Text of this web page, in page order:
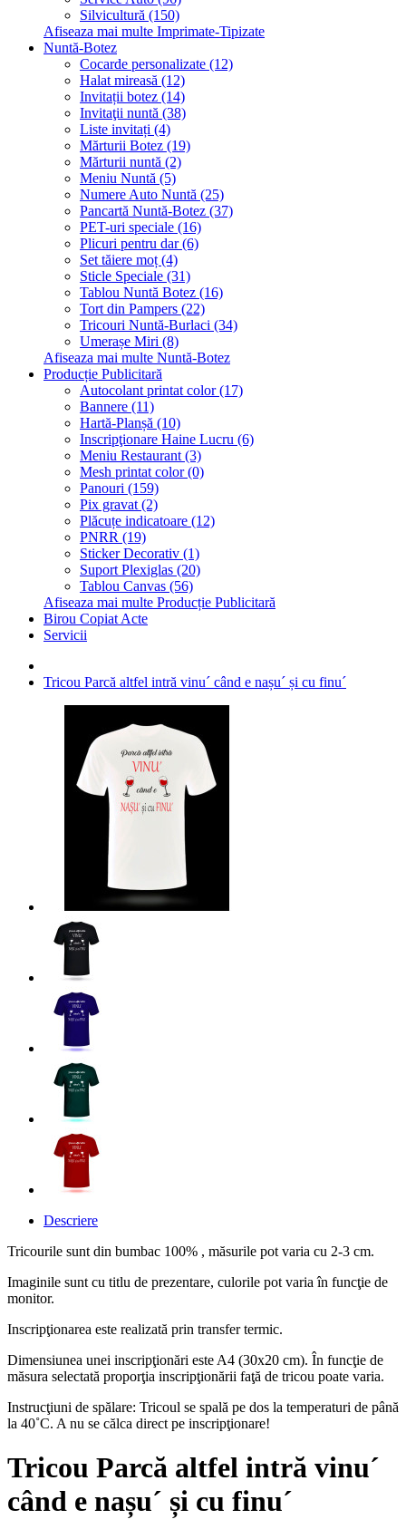
Silvicultură (150)
Afiseaza mai multe Imprimate-Tipizate
Nuntă-Botez
Cocarde personalizate (12)
Halat mireasă (12)
Invitații botez (14)
Invitaţii nuntă (38)
Liste invitați (4)
Mărturii Botez (19)
Mărturii nuntă (2)
Meniu Nuntă (5)
Numere Auto Nuntă (25)
Pancartă Nuntă-Botez (37)
PET-uri speciale (16)
Plicuri pentru dar (6)
Set tăiere moț (4)
Sticle Speciale (31)
Tablou Nuntă Botez (16)
Tort din Pampers (22)
Tricouri Nuntă-Burlaci (34)
Umerașe Miri (8)
Afiseaza mai multe Nuntă-Botez
Producție Publicitară
Autocolant printat color (17)
Bannere (11)
Hartă-Planșă (10)
Inscripţionare Haine Lucru (6)
Meniu Restaurant (3)
Mesh printat color (0)
Panouri (159)
Pix gravat (2)
Plăcuțe indicatoare (12)
PNRR (19)
Sticker Decorativ (1)
Suport Plexiglas (20)
Tablou Canvas (56)
Afiseaza mai multe Producție Publicitară
Birou Copiat Acte
Servicii
Tricou Parcă altfel intră vinu´ când e nașu´ și cu finu´
Descriere
Tricourile sunt din bumbac 100% , măsurile pot varia cu 2-3 cm.
Imaginile sunt cu titlu de prezentare, culorile pot varia în funcţie de
monitor.
Inscripţionarea este realizată prin transfer termic.
Dimensiunea unei inscripţionări este A4 (30x20 cm). În funcţie de
măsura selectată proporţia inscripţionării faţă de tricou poate varia.
Instrucţiuni de spălare: Tricoul se spală pe dos la temperaturi de până
la 40˚C. A nu se călca direct pe inscripţionare!
Tricou Parcă altfel intră vinu´
când e nașu´ și cu finu´